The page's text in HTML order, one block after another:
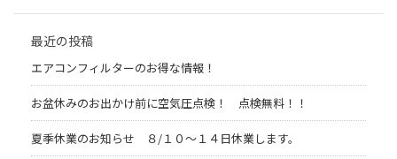
最近の投稿
エアコンフィルターのお得な情報！
お盆休みのお出かけ前に空気圧点検！ 点検無料！！
夏季休業のお知らせ ８/１０～１４日休業します。